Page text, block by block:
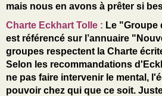
mais nous en avons à prêter si
Charte Eckhart Tolle : Le "Groupe
est référencé sur l’annuaire
groupes respectent la Charte
Selon les recommandations
ne pas faire intervenir le mental,
pouvoir chez qui que ce soit.